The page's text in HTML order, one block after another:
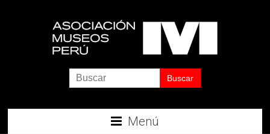
Asociación
Menú